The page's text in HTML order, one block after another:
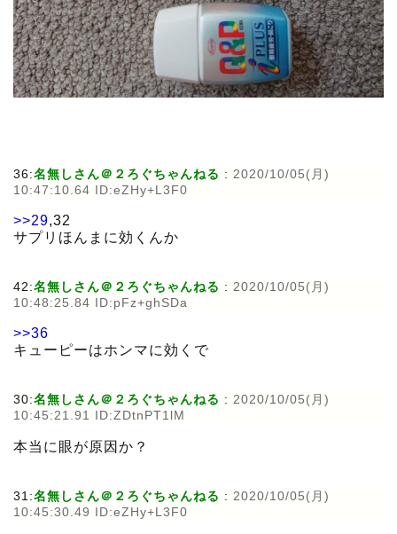
36:名無しさん＠２ろぐちゃんねる : 2020/10/05(月)
10:47:10.64 ID:eZHy+L3F0
>>29,32
サプリほんまに効くんか
42:名無しさん＠２ろぐちゃんねる : 2020/10/05(月)
10:48:25.84 ID:pFz+ghSDa
>>36
キューピーはホンマに効くで
30:名無しさん＠２ろぐちゃんねる : 2020/10/05(月)
10:45:21.91 ID:ZDtnPT1lM
本当に眼が原因か？
31:名無しさん＠２ろぐちゃんねる : 2020/10/05(月)
10:45:30.49 ID:eZHy+L3F0